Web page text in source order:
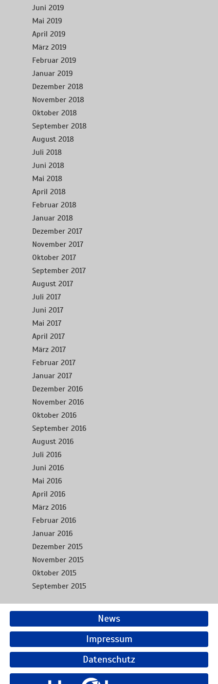
Juni 2019
Mai 2019
April 2019
März 2019
Februar 2019
Januar 2019
Dezember 2018
November 2018
Oktober 2018
September 2018
August 2018
Juli 2018
Juni 2018
Mai 2018
April 2018
Februar 2018
Januar 2018
Dezember 2017
November 2017
Oktober 2017
September 2017
August 2017
Juli 2017
Juni 2017
Mai 2017
April 2017
März 2017
Februar 2017
Januar 2017
Dezember 2016
November 2016
Oktober 2016
September 2016
August 2016
Juli 2016
Juni 2016
Mai 2016
April 2016
März 2016
Februar 2016
Januar 2016
Dezember 2015
November 2015
Oktober 2015
September 2015
News
Impressum
Datenschutz